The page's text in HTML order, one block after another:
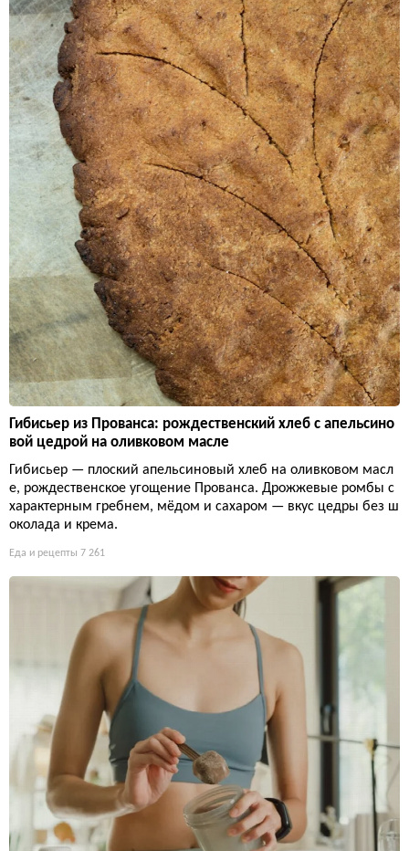
Гибисьер из Прованса: рождественский хлеб с апельсино
вой цедрой на оливковом масле
Гибисьер — плоский апельсиновый хлеб на оливковом масл
е, рождественское угощение Прованса. Дрожжевые ромбы с
характерным гребнем, мёдом и сахаром — вкус цедры без ш
околада и крема.
Еда и рецепты 7 261